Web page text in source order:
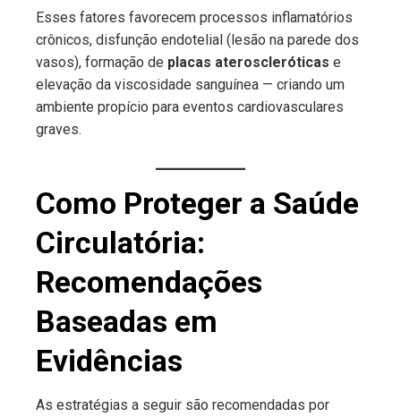
Esses fatores favorecem processos inflamatórios
crônicos, disfunção endotelial (lesão na parede dos
vasos), formação de placas ateroscleróticas e
elevação da viscosidade sanguínea — criando um
ambiente propício para eventos cardiovasculares
graves.
Como Proteger a Saúde
Circulatória:
Recomendações
Baseadas em
Evidências
As estratégias a seguir são recomendadas por